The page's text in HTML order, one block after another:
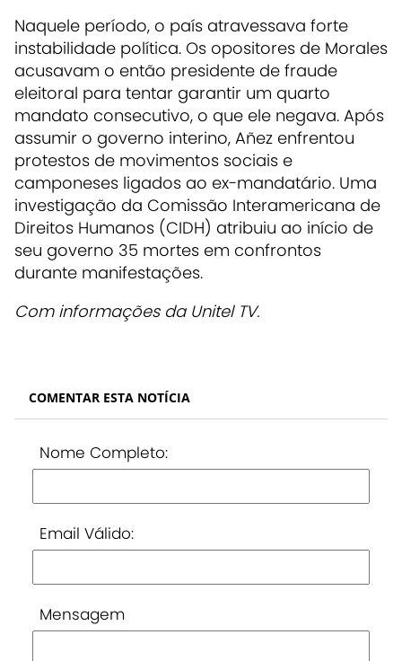
Naquele período, o país atravessava forte
instabilidade política. Os opositores de Morales
acusavam o então presidente de fraude
eleitoral para tentar garantir um quarto
mandato consecutivo, o que ele negava. Após
assumir o governo interino, Añez enfrentou
protestos de movimentos sociais e
camponeses ligados ao ex-mandatário. Uma
investigação da Comissão Interamericana de
Direitos Humanos (CIDH) atribuiu ao início de
seu governo 35 mortes em confrontos
durante manifestações.
Com informações da Unitel TV.
COMENTAR ESTA NOTÍCIA
Nome Completo:
Email Válido:
Mensagem